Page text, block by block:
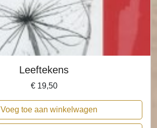
Leeftekens
€19,50
Voeg toe aan winkelwagen